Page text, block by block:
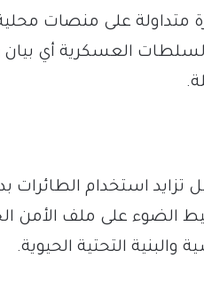
على منصات
العسكرية أي
تزايد استخدام الطائرات
الضوء على ملف الأمن
والبنية التحتية الحيوية.